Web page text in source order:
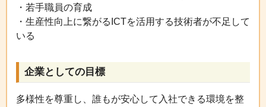
・若手職員の育成
・生産性向上に繋がるICTを活用する技術者が不足して
いる
企業としての目標
多様性を尊重し、誰もが安心して入社できる環境を整